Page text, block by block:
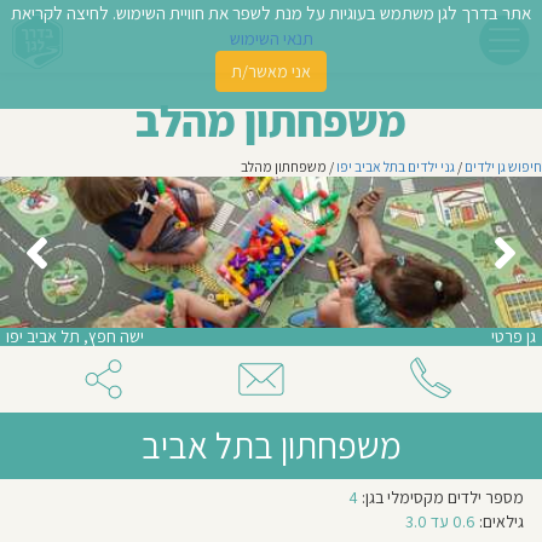
משפחתון מהלב
חיפוש גן ילדים / גני ילדים בתל אביב יפו / משפחתון מהלב
ישה חפץ, תל אביב יפו גן פרטי
משפחתון בתל אביב
מספר ילדים מקסימלי בגן:4
גילאים: 0.6 עד 3.0
גישה
חינוכית:
אחר
אתר בדרך לגן משתמש בעוגיות על מנת לשפר את חוויית השימוש. לחיצה לקריאת
תנאי השימוש
אני מאשר/ת